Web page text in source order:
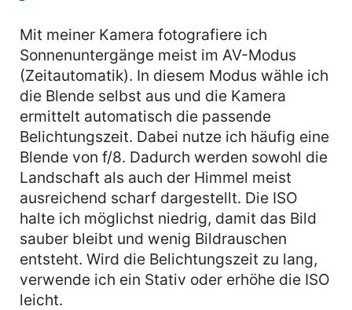
Mit meiner Kamera fotografiere ich
Sonnenuntergänge meist im AV-Modus
(Zeitautomatik). In diesem Modus wähle ich
die Blende selbst aus und die Kamera
ermittelt automatisch die passende
Belichtungszeit. Dabei nutze ich häufig eine
Blende von f/8. Dadurch werden sowohl die
Landschaft als auch der Himmel meist
ausreichend scharf dargestellt. Die ISO
halte ich möglichst niedrig, damit das Bild
sauber bleibt und wenig Bildrauschen
entsteht. Wird die Belichtungszeit zu lang,
verwende ich ein Stativ oder erhöhe die ISO
leicht.